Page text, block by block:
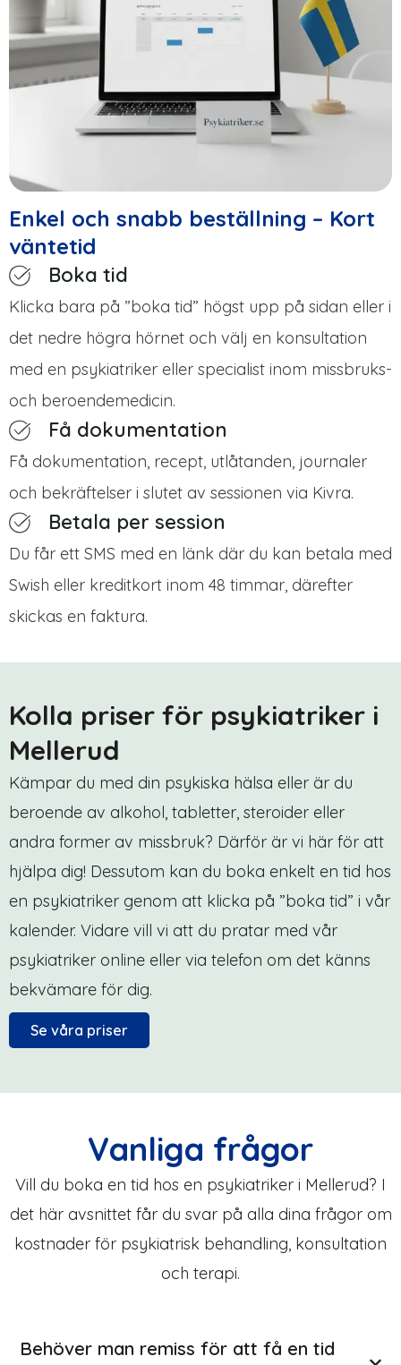
Enkel och snabb beställning – Kort
väntetid
Boka tid
Klicka bara på ”boka tid” högst upp på sidan eller i
det nedre högra hörnet och välj en konsultation
med en psykiatriker eller specialist inom missbruks-
och beroendemedicin.
Få dokumentation
Få dokumentation, recept, utlåtanden, journaler
och bekräftelser i slutet av sessionen via Kivra.
Betala per session
Du får ett SMS med en länk där du kan betala med
Swish eller kreditkort inom 48 timmar, därefter
skickas en faktura.
Kolla priser för psykiatriker i
Mellerud
Kämpar du med din psykiska hälsa eller är du
beroende av alkohol, tabletter, steroider eller
andra former av missbruk? Därför är vi här för att
hjälpa dig! Dessutom kan du boka enkelt en tid hos
en psykiatriker genom att klicka på ”boka tid” i vår
kalender. Vidare vill vi att du pratar med vår
psykiatriker online eller via telefon om det känns
bekvämare för dig.
Se våra priser
Vanliga frågor
Vill du boka en tid hos en psykiatriker i Mellerud? I
det här avsnittet får du svar på alla dina frågor om
kostnader för psykiatrisk behandling, konsultation
och terapi.
Behöver man remiss för att få en tid